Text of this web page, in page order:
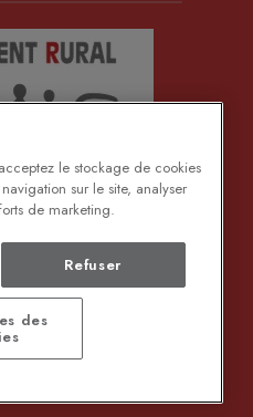
PROTECTION DES DONNÉES
le stockage de cookies
sur le site, analyser
de marketing.
Refuser
des